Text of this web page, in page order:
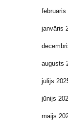
februāris
janvāris
augusts
jūlijs
jūnijs
maijs